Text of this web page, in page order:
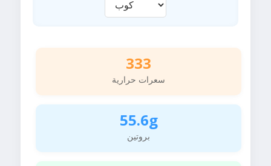
333
سعرات حرارية
55.6g
بروتين